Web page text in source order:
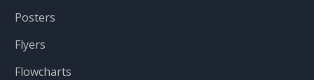
Posters
Flyers
Flowcharts